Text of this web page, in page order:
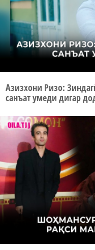
Азизхони Ризо:
санъат умеди дигар